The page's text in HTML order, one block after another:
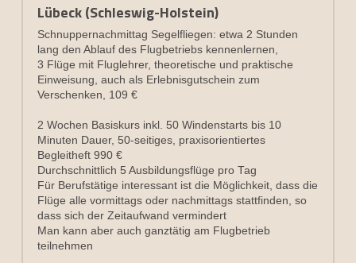
Lübeck (Schleswig-Holstein)
Schnuppernachmittag Segelfliegen: etwa 2 Stunden
lang den Ablauf des Flugbetriebs kennenlernen,
3 Flüge mit Fluglehrer, theoretische und praktische
Einweisung, auch als Erlebnisgutschein zum
Verschenken, 109 €
2 Wochen Basiskurs inkl. 50 Windenstarts bis 10
Minuten Dauer, 50-seitiges, praxisorientiertes
Begleitheft 990 €
Durchschnittlich 5 Ausbildungsflüge pro Tag
Für Berufstätige interessant ist die Möglichkeit, dass die
Flüge alle vormittags oder nachmittags stattfinden, so
dass sich der Zeitaufwand vermindert
Man kann aber auch ganztätig am Flugbetrieb
teilnehmen